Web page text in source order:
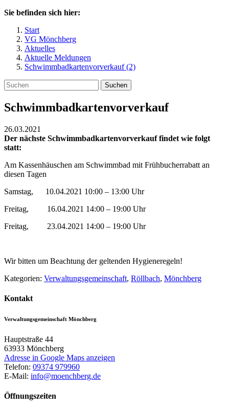
Sie befinden sich hier:
Start
VG Mönchberg
Aktuelles
Aktuelle Meldungen
Schwimmbadkartenvorverkauf (2)
Suchen
Schwimmbadkartenvorverkauf
26.03.2021
Der nächste Schwimmbadkartenvorverkauf findet wie folgt
statt:
Am Kassenhäuschen am Schwimmbad mit Frühbucherrabatt an
diesen Tagen
Samstag, 10.04.2021 10:00 – 13:00 Uhr
Freitag, 16.04.2021 14:00 – 19:00 Uhr
Freitag, 23.04.2021 14:00 – 19:00 Uhr
Wir bitten um Beachtung der geltenden Hygieneregeln!
Kategorien: Verwaltungsgemeinschaft, Röllbach, Mönchberg
Kontakt
Verwaltungsgemeinschaft Mönchberg
Hauptstraße 44
63933 Mönchberg
Adresse in Google Maps anzeigen
Telefon: 09374 979960
E-Mail: info@moenchberg.de
Öffnungszeiten